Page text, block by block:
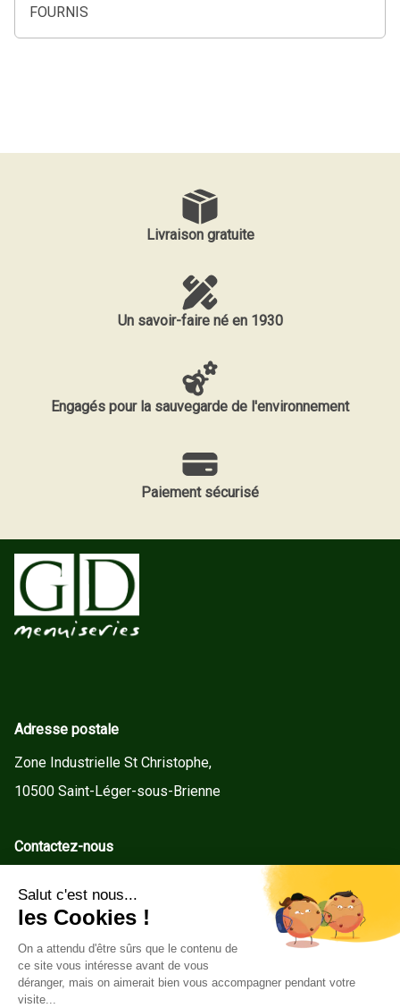
FOURNIS
Livraison gratuite
Un savoir-faire né en 1930
Engagés pour la sauvegarde de l'environnement
Paiement sécurisé
Adresse postale
Zone Industrielle St Christophe,
10500 Saint-Léger-sous-Brienne
Contactez-nous
Tel : +33(0)3 25 92 78 60
Service client
Conditions Générales de Vente